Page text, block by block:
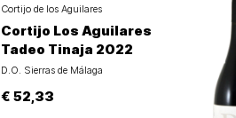
Cortijo de los Aguilares
Cortijo Los Aguilares
Tadeo Tinaja 2022
D.O. Sierras de Málaga
€ 52,33